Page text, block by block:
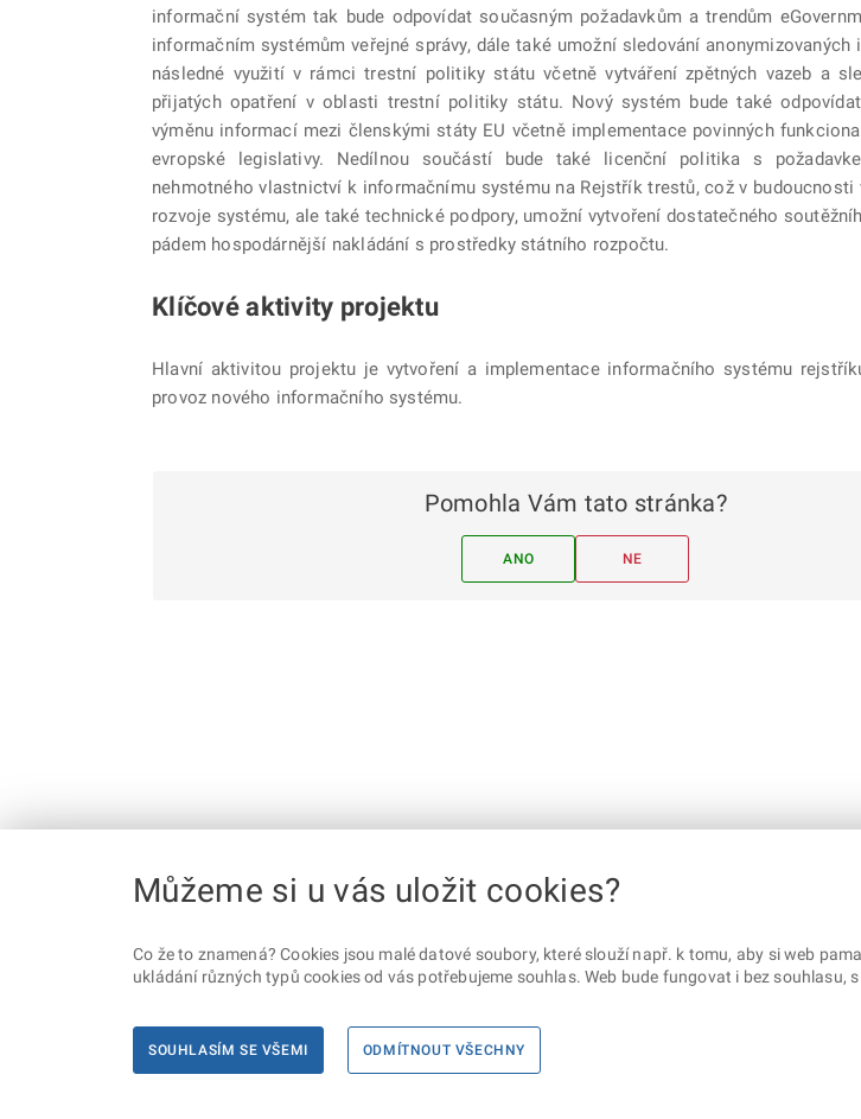
informační systém tak bude odpovídat současným požadavkům a trendům
informačním systémům veřejné správy, dále také umožní sledování
následné využití v rámci trestní politiky státu včetně vytváření zpětných vazeb a
přijatých opatření v oblasti trestní politiky státu. Nový systém bude také
výměnu informací mezi členskými státy EU včetně implementace povinných
evropské legislativy. Nedílnou součástí bude také licenční politika s
nehmotného vlastnictví k informačnímu systému na Rejstřík trestů, což v budoucnosti
rozvoje systému, ale také technické podpory, umožní vytvoření dostatečného
pádem hospodárnější nakládání s prostředky státního rozpočtu.
Klíčové aktivity projektu
Hlavní aktivitou projektu je vytvoření a implementace informačního systému
provoz nového informačního systému.
Pomohla Vám tato stránka?
ANO NE
Můžeme si u vás uložit cookies?
Co že to znamená? Cookies jsou malé datové soubory, které slouží např. k tomu, aby si web
ukládání různých typů cookies od vás potřebujeme souhlas. Web bude fungovat i bez souhlasu, s
SOUHLASÍM SE VŠEMI ODMÍTNOUT VŠECHNY